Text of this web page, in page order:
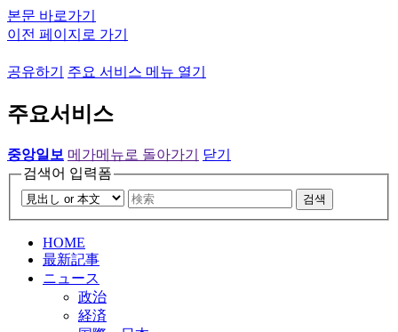
본문 바로가기
이전 페이지로 가기
공유하기 주요 서비스 메뉴 열기
주요서비스
중앙일보 메가메뉴로 돌아가기
닫기
검색어 입력폼
검색
HOME
最新記事
ニュース
政治
経済